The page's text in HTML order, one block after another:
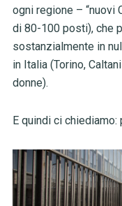
ogni regione – “nuovi
di 80-100 posti), che
sostanzialmente in
in Italia (Torino,
donne).
E quindi ci